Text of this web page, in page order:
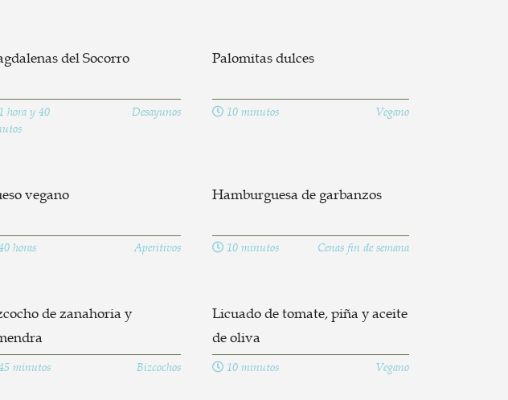
del Socorro
hora y 40
Desayunos
Palomitas dulces
10 minutos Vegano
vegano
horas Aperitivos
Hamburguesa de garbanzos
10 minutos Cenas fin de semana
de zanahoria y
minutos Bizcochos
Licuado de tomate, piña y aceite
de oliva
10 minutos Vegano